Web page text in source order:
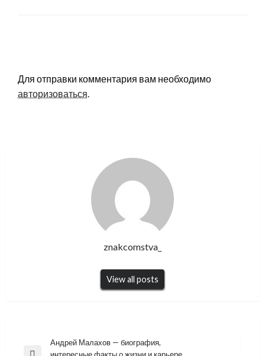
Для отправки комментария вам необходимо
авторизоваться.
znakcomstva_
View all posts
Навигация
Андрей Малахов — биография,